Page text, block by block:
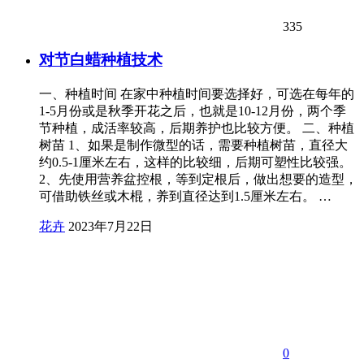
335
对节白蜡种植技术
一、种植时间 在家中种植时间要选择好，可选在每年的
1-5月份或是秋季开花之后，也就是10-12月份，两个季
节种植，成活率较高，后期养护也比较方便。 二、种植
树苗 1、如果是制作微型的话，需要种植树苗，直径大
约0.5-1厘米左右，这样的比较细，后期可塑性比较强。
2、先使用营养盆控根，等到定根后，做出想要的造型，
可借助铁丝或木棍，养到直径达到1.5厘米左右。 …
花卉 2023年7月22日
0